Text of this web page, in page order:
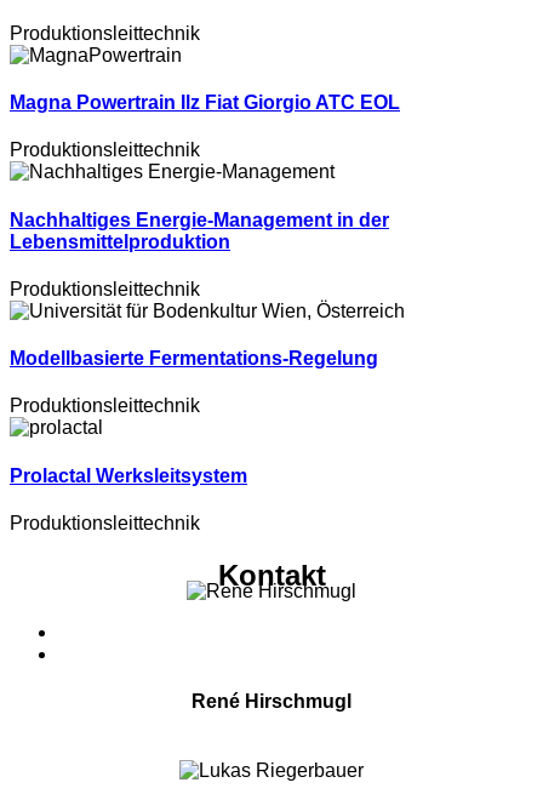
Produktionsleittechnik
Magna Powertrain Ilz Fiat Giorgio ATC EOL
Produktionsleittechnik
Nachhaltiges Energie-Management in der
Lebensmittelproduktion
Produktionsleittechnik
Modellbasierte Fermentations-Regelung
Produktionsleittechnik
Prolactal Werksleitsystem
Produktionsleittechnik
Kontakt
René Hirschmugl